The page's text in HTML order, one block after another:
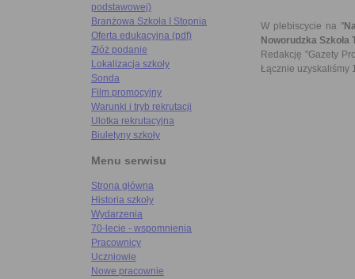
podstawowej)
Branżowa Szkoła I Stopnia
Oferta edukacyjna (pdf)
Złóż podanie
Lokalizacja szkoły
Sonda
Film promocyjny
Warunki i tryb rekrutacji
Ulotka rekrutacyjna
Biuletyny szkoły
Menu serwisu
Strona główna
Historia szkoły
Wydarzenia
70-lecie - wspomnienia
Pracownicy
Uczniowie
Nowe pracownie
W plebiscycie na "
Noworudzka Szkoła
Redakcję "Gazety
Łącznie uzyskaliśmy